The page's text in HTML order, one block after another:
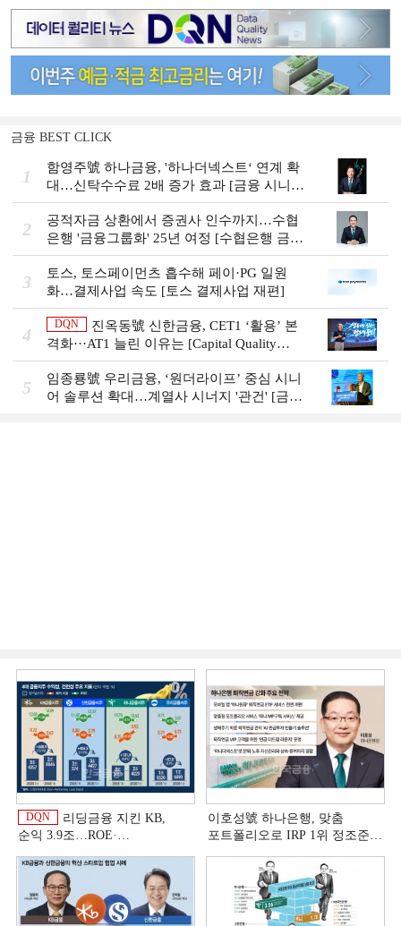
금융 BEST CLICK
1
함영주號 하나금융, '하나더넥스트‘ 연계 확
대…신탁수수료 2배 증가 효과 [금융 시니어
비즈니스 돋보기]
2
공적자금 상환에서 증권사 인수까지…수협
은행 '금융그룹화' 25년 여정 [수협은행 금융
그룹의 꿈①]
3
토스, 토스페이먼츠 흡수해 페이·PG 일원
화…결제사업 속도 [토스 결제사업 재편]
4
DQN
진옥동號 신한금융, CET1 ‘활용’ 본
격화···AT1 늘린 이유는 [Capital Quality
Review]
5
임종룡號 우리금융, ‘원더라이프’ 중심 시니
어 솔루션 확대…계열사 시너지 '관건' [금융
DQN
리딩금융 지킨 KB,
순익 3.9조…ROE·
상반기 금융 리그테이블]
이호성號 하나은행, 맞춤
포트폴리오로 IRP 1위 정조준